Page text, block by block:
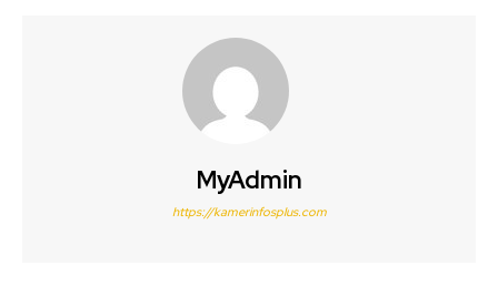
MyAdmin
https://kamerinfosplus.com